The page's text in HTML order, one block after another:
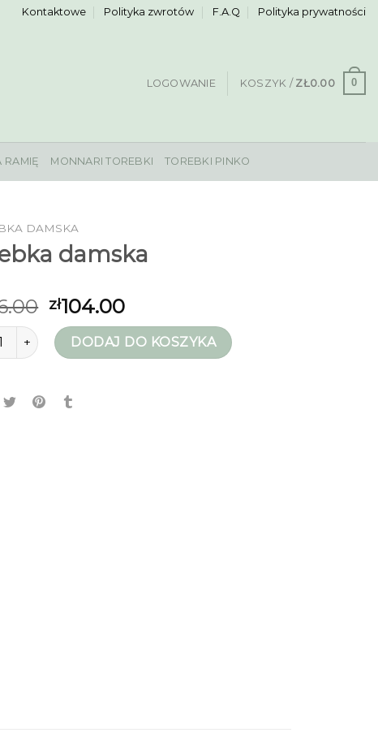
Kontaktowe Polityka zwrotów F.A.Q Polityka prywatności
LOGOWANIE KOSZYK / ZŁ0.00 0
RAMIĘ MONNARI TOREBKI TOREBKI PINKO
DAMSKA
damska
zł104.00
damskaDODAJ DO KOSZYKA